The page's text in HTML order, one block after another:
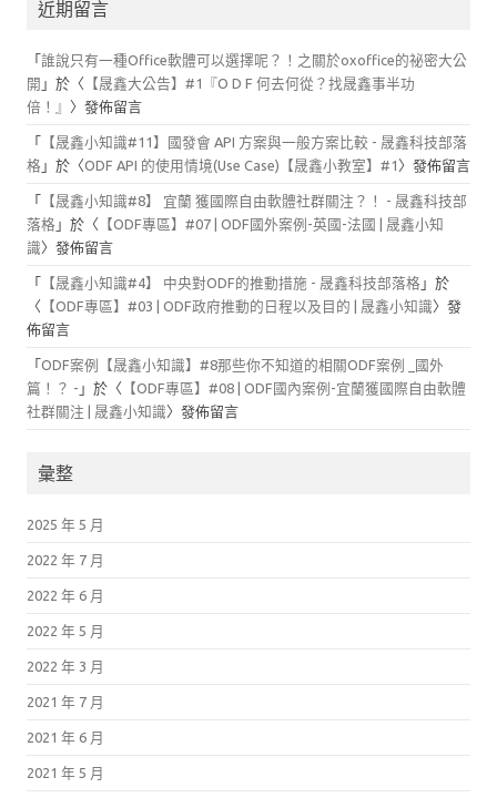
近期留言
「 誰說只有一種Office軟體可以選擇呢？！之關於oxoffice的祕密大公
開 」於〈 【晟鑫大公告】#1『O D F 何去何從？找晟鑫事半功
倍！』 〉發佈留言
「
【晟鑫小知識#11】國發會 API 方案與一般方案比較 - 晟鑫科技部落
格 」於〈ODF API 的使用情境(Use Case)【晟鑫小教室】#1 〉發佈留言
「
【晟鑫小知識#8】 宜蘭 獲國際自由軟體社群關注？！ - 晟鑫科技部
落格 」於〈 【ODF專區】#07 | ODF國外案例-英國-法國 | 晟鑫小知
識〉發佈留言
「 【晟鑫小知識#4】 中央對ODF的推動措施 - 晟鑫科技部落格 」於
〈 【ODF專區】#03 | ODF政府推動的日程以及目的 | 晟鑫小知識〉發
佈留言
「 ODF案例【晟鑫小知識】#8那些你不知道的相關ODF案例 _國外
篇！？ - 」於〈 【ODF專區】#08 | ODF國內案例-宜蘭獲國際自由軟體
社群關注 | 晟鑫小知識〉發佈留言
彙整
2025 年 5 月
2022 年 7 月
2022 年 6 月
2022 年 5 月
2022 年 3 月
2021 年 7 月
2021 年 6 月
2021 年 5 月